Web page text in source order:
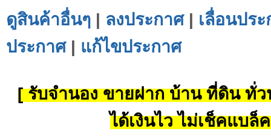
ดูสินค้าอื่นๆ | ลงประกาศ| เลื่อนปร
ประกาศ| แก้ไขประกาศ
[ รับจำนอง ขายฝาก บ้าน ที่ดิน ทั่ว
ได้เงินไว ไม่เช็คแบล็